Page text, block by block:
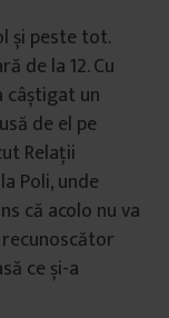
și peste tot.
de la 12. Cu
câștigat un
de el pe
Relații
Poli, unde
că acolo nu va
ce și-a